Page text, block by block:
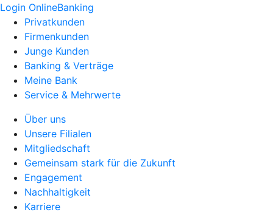
Login OnlineBanking
Privatkunden
Firmenkunden
Junge Kunden
Banking & Verträge
Meine Bank
Service & Mehrwerte
Über uns
Unsere Filialen
Mitgliedschaft
Gemeinsam stark für die Zukunft
Engagement
Nachhaltigkeit
Karriere